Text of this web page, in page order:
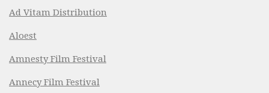
Ad Vitam Distribution
Aloest
Amnesty Film Festival
Annecy Film Festival